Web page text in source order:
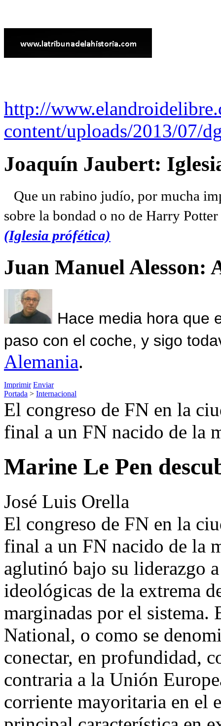
http://
content/uploads/2013/07/
Joaquín Jaubert:
Que un rabino judío, por mucha
sobre la bondad o no de Harry
(Iglesia prófética)
Juan Manuel Alesson:
Hace media hora que
paso con el coche, y sigo
Alemania.
Imprimir Enviar
Portada > Internacional
El congreso de FN en la
final a un FN nacido de la
Marine Le Pen
José Luis Orella
El congreso de FN en la
final a un FN nacido de la
aglutinó bajo su liderazgo
ideológicas de la extrema
marginadas por el sistema.
National, o como se
conectar, en profundidad,
contraria a la Unión
corriente mayoritaria en el